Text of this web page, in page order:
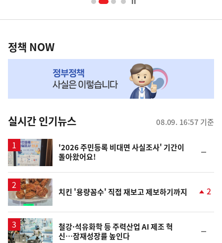
영
책
NOW,
뉴
스
정책 NOW
실시간 인기뉴스 08.09. 16:57 기준
'2026 주민등록 비대면 사실조사' 기간이
돌아왔어요!
일
치킨 '용량꼼수' 직접 재보고 제보하기까지 2
철강·석유화학 등 주력산업 AI 제조 혁
신…잠재성장률 높인다